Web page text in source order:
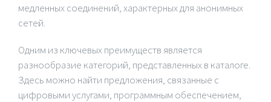
медленных соединений, характерных для анонимных
сетей.
Одним из ключевых преимуществ является
разнообразие категорий, представленных в каталоге.
Здесь можно найти предложения, связанные с
цифровыми услугами, программным обеспечением,